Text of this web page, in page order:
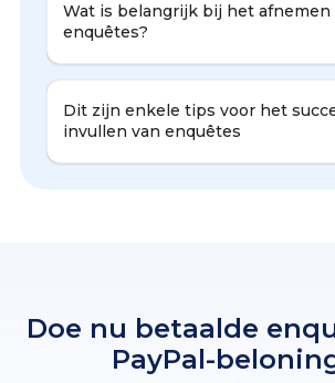
Wat is belangrijk bij het afnemen
enquêtes?
Dit zijn enkele tips voor het
invullen van enquêtes
Doe nu betaalde
PayPal-